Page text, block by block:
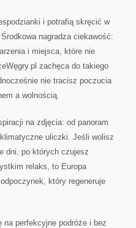
i potrafią skręcić w
nagradza ciekawość:
i miejsca, które nie
zachęca do takiego
nie tracisz poczucia
a wolnością.
na zdjęcia: od panoram
uliczki. Jeśli wolisz
dni, po których czujesz
relaks, to Europa
który regeneruje
na perfekcyjne podróże i bez